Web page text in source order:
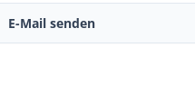
E-Mail senden